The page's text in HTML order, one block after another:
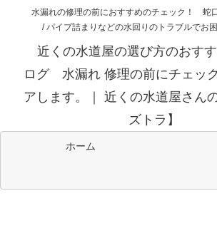
水漏れの修理の前におすすめのチェック！ 蛇
/ パイプ詰まりなどの水回りのトラブルでお
近くの水道屋の選び方のおす
ログ 水漏れ 修理の前にチェッ
アします。｜ 近くの水道屋さん
ズトラ】
ホーム